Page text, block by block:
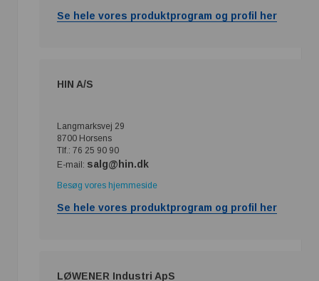
Se hele vores produktprogram og profil her
HIN A/S
Langmarksvej 29
8700 Horsens
Tlf.: 76 25 90 90
E-mail: salg@hin.dk
Besøg vores hjemmeside
Se hele vores produktprogram og profil her
LØWENER Industri ApS